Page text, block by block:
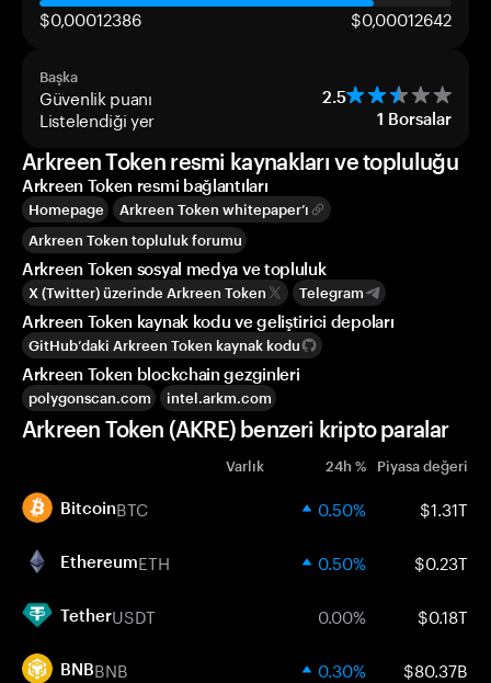
$0,00012386 $0,00012642
Başka
Güvenlik puanı 2.5
Listelendiği yer 1 Borsalar
Arkreen Token resmi kaynakları ve topluluğu
Arkreen Token resmi bağlantıları
Homepage
Arkreen Token whitepaper’ı
Arkreen Token topluluk forumu
Arkreen Token sosyal medya ve topluluk
X (Twitter) üzerinde Arkreen Token Telegram
Arkreen Token kaynak kodu ve geliştirici depoları
GitHub’daki Arkreen Token kaynak kodu
Arkreen Token blockchain gezginleri
polygonscan.com intel.arkm.com
Arkreen Token (AKRE) benzeri kripto paralar
Varlık 24h % Piyasa değeri
BitcoinBTC 0.50% $1.31T
EthereumETH 0.50% $0.23T
TetherUSDT 0.00% $0.18T
BNBBNB 0.30% $80.37B